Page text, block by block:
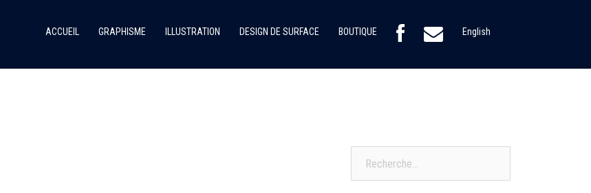
ACCUEIL GRAPHISME ILLUSTRATION DESIGN DE SURFACE BOUTIQUE English